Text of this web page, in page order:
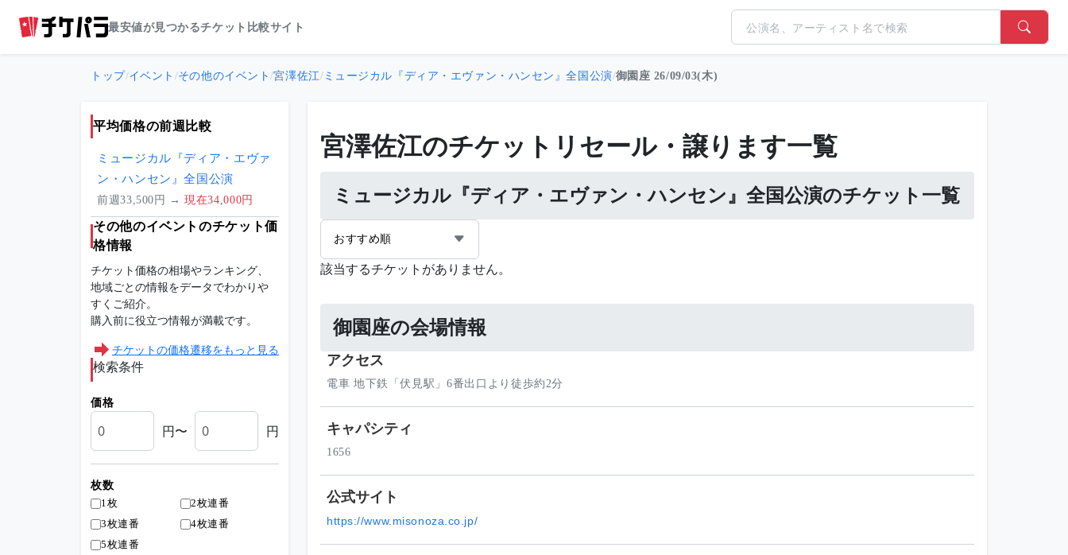
最安値が見つかるチケット比較サイト
トップ/イベント /その他のイベント/宮澤佐江/ミュージカル『ディア・エヴァン・ハンセン』全国公演/御園座 26/09/03(木)
宮澤佐江のチケットリセール・譲ります一覧
ミュージカル『ディア・エヴァン・ハンセン』全国公演のチケット一覧
おすすめ順
該当するチケットがありません。
御園座の会場情報
アクセス
電車 地下鉄「伏見駅」6番出口より徒歩約2分
キャパシティ
1656
公式サイト
https://www.misonoza.co.jp/
平均価格の前週比較
ミュージカル『ディア・エヴァ
ン・ハンセン』全国公演
前週33,500円 → 現在34,000円
その他のイベントのチケット価
格情報
チケット価格の相場やランキング、
地域ごとの情報をデータでわかりや
すくご紹介。
購入前に役立つ情報が満載です。
チケットの価格遷移をもっと見る
検索条件
価格
円〜 円
枚数
1枚
2枚連番
3枚連番
4枚連番
5枚連番